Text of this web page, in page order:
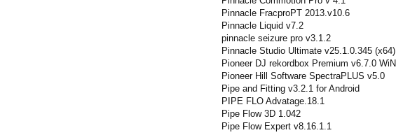
Pinnacle FracproPT 2013.v10.6
Pinnacle Liquid v7.2
pinnacle seizure pro v3.1.2
Pinnacle Studio Ultimate v25.1.0.345 (x64)
Pioneer DJ rekordbox Premium v6.7.0 WiN
Pioneer Hill Software SpectraPLUS v5.0
Pipe and Fitting v3.2.1 for Android
PIPE FLO Advatage.18.1
Pipe Flow 3D 1.042
Pipe Flow Expert v8.16.1.1